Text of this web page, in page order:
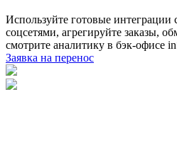
Используйте готовые интеграции
соцсетями, агрегируйте заказы,
смотрите аналитику в бэк-офисе
Заявка на перенос